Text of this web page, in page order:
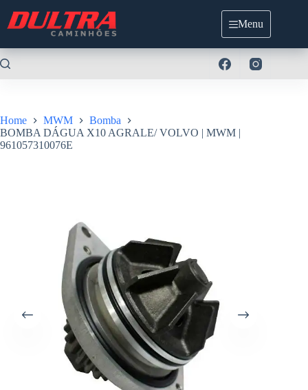
para
Menu
Home MWM
Bomba
BOMBA DÁGUA X10 AGRALE/ VOLVO | MWM |
961057310076E